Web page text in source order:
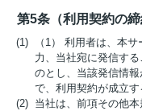
第5条（利用契約の締
(1) （1） 利用者は、本サ
力、当社宛に発信す
のとし、当該発信情
で、利用契約が成立す
(2) 当社は、前項その他